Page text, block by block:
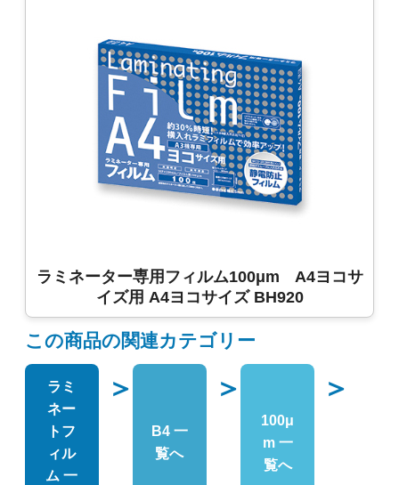
ラミネーター専用フィルム100μm A4ヨコサ
イズ用 A4ヨコサイズ BH920
この商品の関連カテゴリー
ラミ
ネー
トフ
ィル
ム 一
＞
B4 一
覧へ
＞
100μ
m 一
覧へ
＞